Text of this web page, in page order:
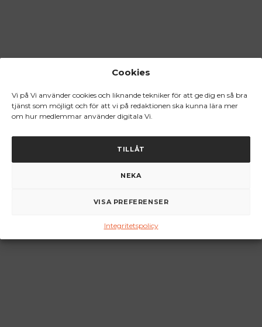
Cookies
Vi på Vi använder cookies och liknande tekniker för att ge dig en så bra
tjänst som möjligt och för att vi på redaktionen ska kunna lära mer
om hur medlemmar använder digitala Vi.
TILLÅT
NEKA
VISA PREFERENSER
Integritetspolicy